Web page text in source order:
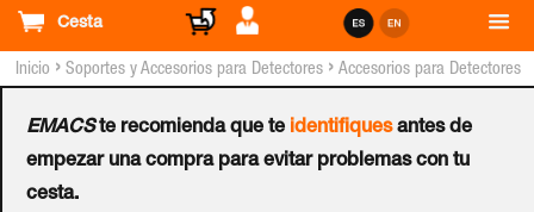
Cesta
EMACSte recomienda que te identifiquesantes de
empezar una compra para evitar problemas con tu
cesta.
Inicio › Soportes y Accesorios para Detectores › Accesorios para Detectores
Adaptador para Soporte